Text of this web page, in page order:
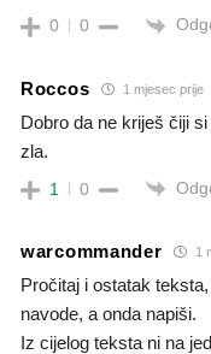
0 0
Roccos 1 mjesec prije
Dobro da ne kriješ čiji
zla.
1 0
warcommander 1
Pročitaj i ostatak
navode, a onda napiši.
Iz cijelog teksta ni na